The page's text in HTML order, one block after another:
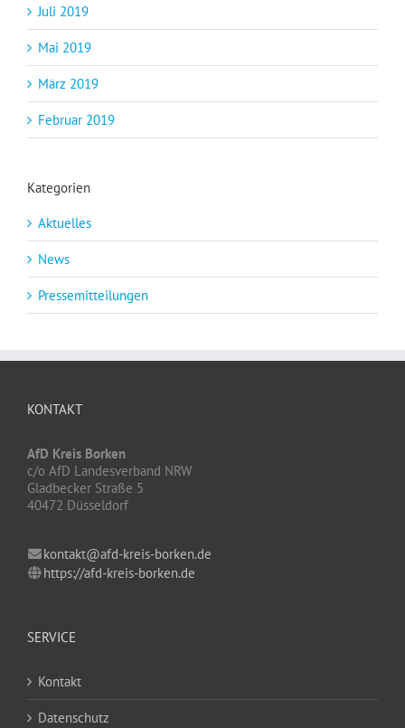
Juli 2019
Mai 2019
März 2019
Februar 2019
Kategorien
Aktuelles
News
Pressemitteilungen
KONTAKT
AfD Kreis Borken
c/o AfD Landesverband NRW
Gladbecker Straße 5
40472 Düsseldorf
kontakt@afd-kreis-borken.de
https://afd-kreis-borken.de
SERVICE
Kontakt
Datenschutz